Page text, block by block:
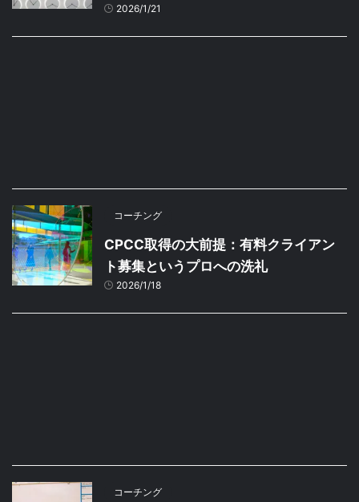
2026/1/21
コーチング
CPCC取得の大前提：有料クライアン
ト募集というプロへの洗礼
2026/1/18
コーチング